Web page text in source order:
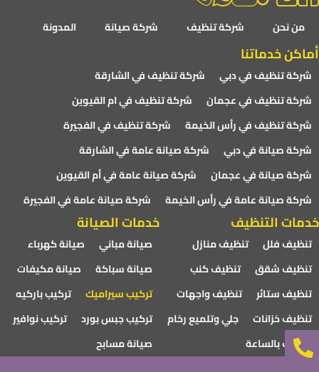
من نحن شركة تنظيف شركة صيانة المدونة
أماكن خدماتنا
شركة تنظيف في دبي
شركة تنظيف في الشارقة
شركة تنظيف في عجمان
شركة تنظيف في ام القيوين
شركة تنظيف في رأس الخيمة
شركة تنظيف في الفجيرة
شركة صيانة في دبي
شركة صيانة عامة في الشارقة
شركة صيانة في عجمان
شركة صيانة عامة في أم القيوين
شركة صيانة عامة في رأس الخيمة
شركة صيانة عامة في الفجيرة
خدمات التنظيف
تنظيف فلل
تنظيف منازل
تنظيف شقق
تنظيف كنب
تنظيف ستائر
تنظيف واجهات
تنظيف خزانات
جلي وتلميع رخام
تنظيف بالساعة
خدمات الصيانة
صيانة مباني
صيانة كهرباء
صيانة سباكة
صيانة مكيفات
تركيب سيراميك
تركيب باركيه
تركيب جبس بورد
تركيب نوافير
صيانة مسابح